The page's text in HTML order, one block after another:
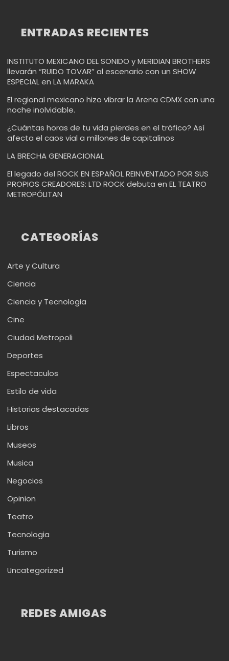
ENTRADAS RECIENTES
INSTITUTO MEXICANO DEL SONIDO y MERIDIAN BROTHERS
llevarán “RUIDO TOVAR” al escenario con un SHOW
ESPECIAL en LA MARAKA
El regional mexicano hizo vibrar la Arena CDMX con una
noche inolvidable.
¿Cuántas horas de tu vida pierdes en el tráfico? Así
afecta el caos vial a millones de capitalinos
LA BRECHA GENERACIONAL
El legado del ROCK EN ESPAÑOL REINVENTADO POR SUS
PROPIOS CREADORES: LTD ROCK debuta en EL TEATRO
METROPÓLITAN
CATEGORÍAS
Arte y Cultura
Ciencia
Ciencia y Tecnologia
Cine
Ciudad Metropoli
Deportes
Espectaculos
Estilo de vida
Historias destacadas
Libros
Museos
Musica
Negocios
Opinion
Teatro
Tecnologia
Turismo
Uncategorized
REDES AMIGAS